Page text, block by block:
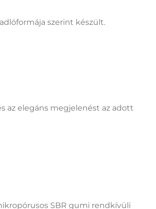
szerint készült.
az elegáns megjelenést az adott
SBR gumi rendkívüli